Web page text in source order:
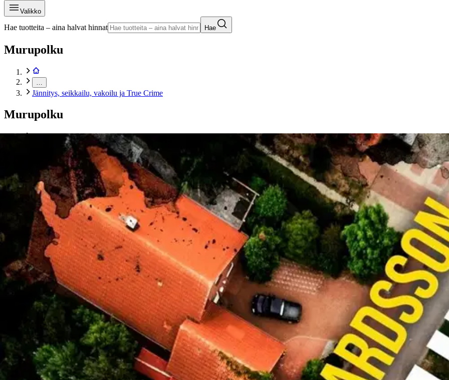
Valikko
Hae tuotteita – aina halvat hinnat Hae
Murupolku
Jännitys, seikkailu, vakoilu ja True Crime
Murupolku
Käännetty kaunokirjallisuus
Jännitys, seikkailu, vakoilu ja True Crime
Edvardsson, Hyvät naapurit
Tuotekuvat- ja videotOhita tuotekuva
Asiakasomistaja-alennus-15 %
Avaa kuva suurempana
Karusellin nuolipainikkeet
Edvardsson, Hyvät naapurit
27,16 €
Asiakasomistajahinta